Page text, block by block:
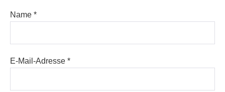
Name *
E-Mail-Adresse *